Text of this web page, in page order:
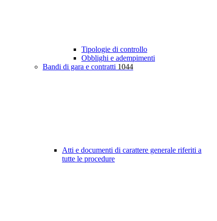
Tipologie di controllo
Obblighi e adempimenti
Bandi di gara e contratti 1044
Atti e documenti di carattere generale riferiti a
tutte le procedure